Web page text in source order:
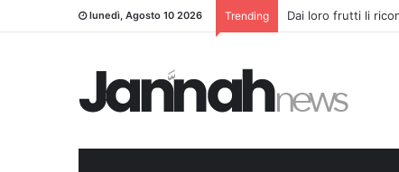
lunedì, Agosto 10 2026 Trending Dai loro frutti li